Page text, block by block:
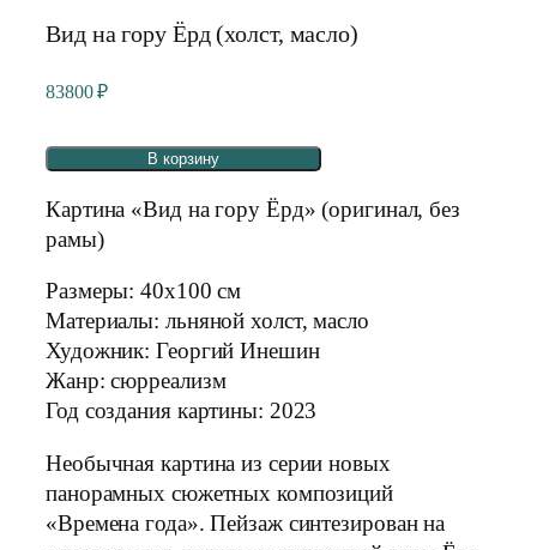
Вид на гору Ёрд (холст, масло)
83800₽
В корзину
Картина «Вид на гору Ёрд» (оригинал, без
рамы)
Размеры: 40x100 см
Материалы: льняной холст, масло
Художник: Георгий Инешин
Жанр: сюрреализм
Год создания картины: 2023
Необычная картина из серии новых
панорамных сюжетных композиций
«Времена года». Пейзаж синтезирован на